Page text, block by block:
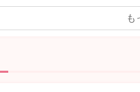
も